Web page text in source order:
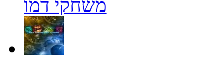
משחקי דמו